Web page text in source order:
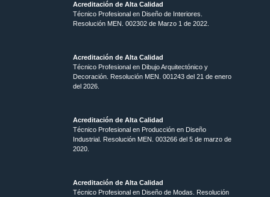
Acreditación de Alta Calidad
Técnico Profesional en Diseño de Interiores.
Resolución MEN. 002302 de Marzo 1 de 2022.
Acreditación de Alta Calidad
Técnico Profesional en Dibujo Arquitectónico y
Decoración. Resolución MEN. 001243 del 21 de enero
del 2026.
Acreditación de Alta Calidad
Técnico Profesional en Producción en Diseño
Industrial. Resolución MEN. 003266 del 5 de marzo de
2020.
Acreditación de Alta Calidad
Técnico Profesional en Diseño de Modas. Resolución